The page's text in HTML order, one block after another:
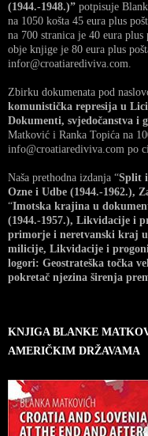
(1944.-1948.)” potpisuje
na 1050 košta 45 eura plus
na 700 stranica je 40 eura
obje knjige je 80 eura plus
infor@croatiarediviva.com.
Zbirku dokumenata pod
komunistička represija u
Dokumenti, svjedočanstva i
Matković i Ranka Topića na
info@croatiarediviva.com po
Naša prethodna izdanja “Split
Ozne i Udbe (1944.-1962.),
“Imotska krajina u
(1944.-1957.), Likvidacije i
primorje i neretvanski kraj
milicije, Likvidacije i
logori: Geostrateška točka
pokretač njezina širenja
KNJIGA BLANKE
AMERIČKIM DRŽAVAMA